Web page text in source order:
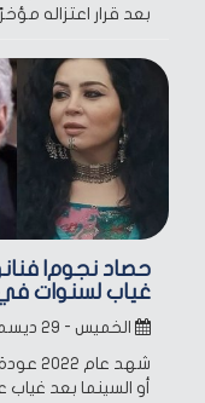
بعد قرار اعتزاله
حصاد نجوم|
غياب لسنوات في
الخميس - ٢٩ ديسمبر ٢٠٢٢
شهد
أو السينما بعد غياب